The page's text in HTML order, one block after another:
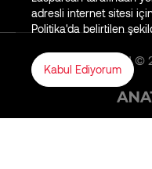
LASPARSAN ©
adresli internet sitesi
Politika'da belirtilen
Kabul Ediyorum